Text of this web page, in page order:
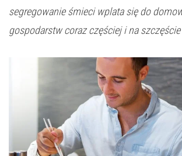
segregowanie śmieci wplata się do
gospodarstw coraz częściej i na